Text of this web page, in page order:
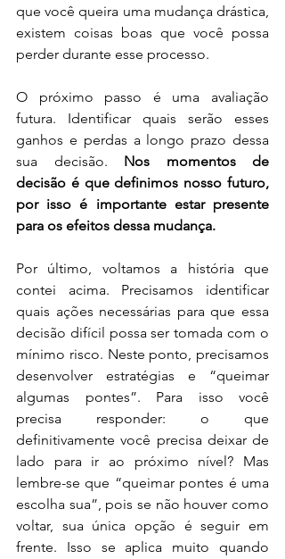
que você queira uma mudança drástica,
existem coisas boas que você possa
perder durante esse processo.
O próximo passo é uma avaliação
futura. Identificar quais serão esses
ganhos e perdas a longo prazo dessa
sua decisão. Nos momentos de
decisão é que definimos nosso futuro,
por isso é importante estar presente
para os efeitos dessa mudança.
Por último, voltamos a história que
contei acima. Precisamos identificar
quais ações necessárias para que essa
decisão difícil possa ser tomada com o
mínimo risco. Neste ponto, precisamos
desenvolver estratégias e “queimar
algumas pontes”. Para isso você
precisa responder: o que
definitivamente você precisa deixar de
lado para ir ao próximo nível? Mas
lembre-se que “queimar pontes é uma
escolha sua”, pois se não houver como
voltar, sua única opção é seguir em
frente. Isso se aplica muito quando